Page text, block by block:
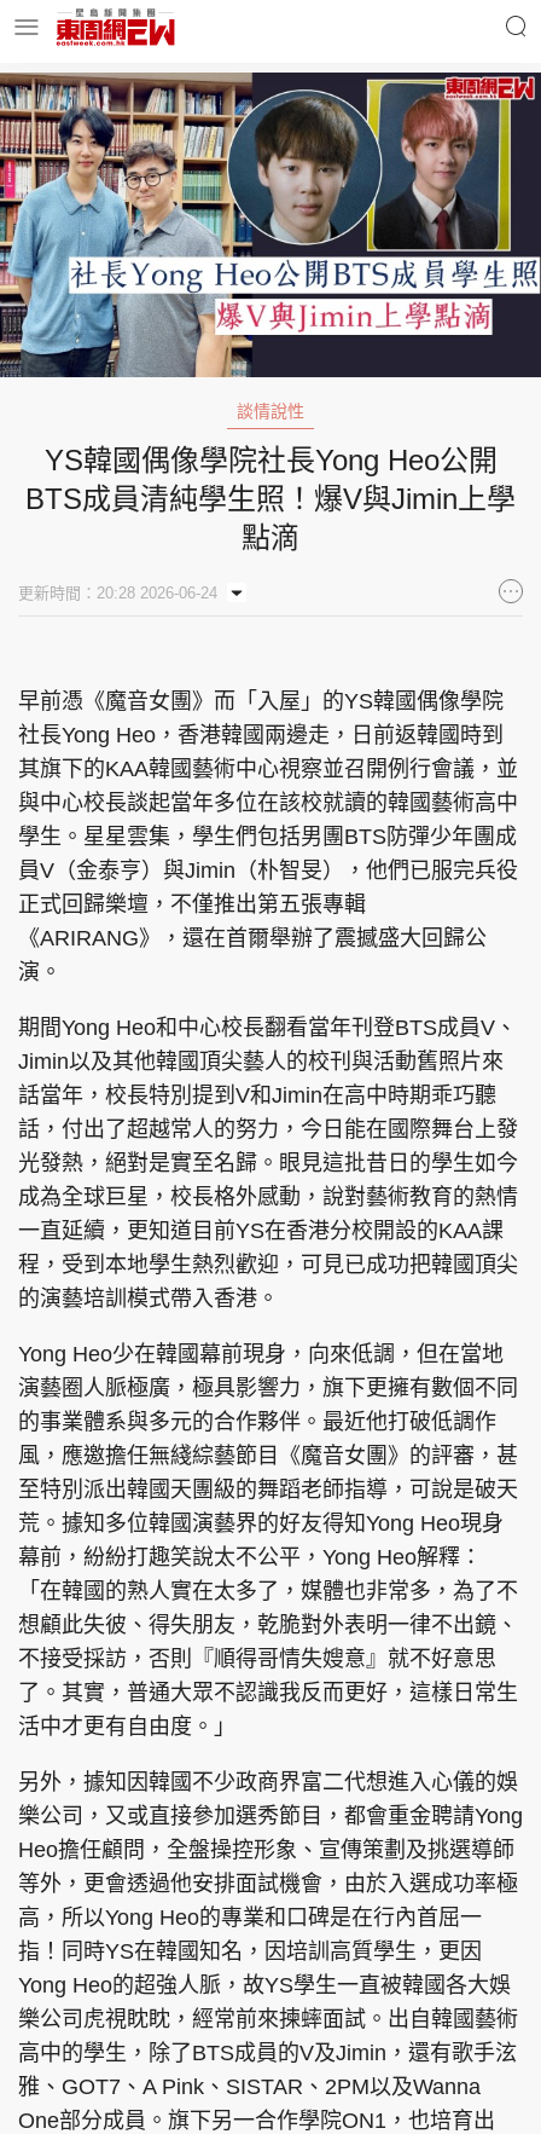
明星名人 時事財經
東周Ladies 優享生活
東周食玩通
玄學靈異 東周專欄
東周刊 cazbuyer 東Touch
PCM 電腦廣場 星島頭條 星島日報
頭條日報 星島環球 The Standard
頭條搵工 EDUPLUS
關於我們
聯絡我們
隱私政策聲明
使用條款
版權及免責聲明
Copyright © 東周網 版權所有 . 不得轉載
©Eastweek.com.hk. All rights reserved.
談情說性
YS韓國偶像學院社長Yong Heo公開
BTS成員清純學生照！爆V與Jimin上學
點滴
更新時間：20:28 2026-06-24
早前憑《魔音女團》而「入屋」的YS韓國偶像學院
社長Yong Heo，香港韓國兩邊走，日前返韓國時到
其旗下的KAA韓國藝術中心視察並召開例行會議，並
與中心校長談起當年多位在該校就讀的韓國藝術高中
學生。星星雲集，學生們包括男團BTS防彈少年團成
員V（金泰亨）與Jimin（朴智旻），他們已服完兵役
正式回歸樂壇，不僅推出第五張專輯
《ARIRANG》，還在首爾舉辦了震撼盛大回歸公
演。
期間Yong Heo和中心校長翻看當年刊登BTS成員V、
Jimin以及其他韓國頂尖藝人的校刊與活動舊照片來
話當年，校長特別提到V和Jimin在高中時期乖巧聽
話，付出了超越常人的努力，今日能在國際舞台上發
光發熱，絕對是實至名歸。眼見這批昔日的學生如今
成為全球巨星，校長格外感動，說對藝術教育的熱情
一直延續，更知道目前YS在香港分校開設的KAA課
程，受到本地學生熱烈歡迎，可見已成功把韓國頂尖
的演藝培訓模式帶入香港。
Yong Heo少在韓國幕前現身，向來低調，但在當地
演藝圈人脈極廣，極具影響力，旗下更擁有數個不同
的事業體系與多元的合作夥伴。最近他打破低調作
風，應邀擔任無綫綜藝節目《魔音女團》的評審，甚
至特別派出韓國天團級的舞蹈老師指導，可說是破天
荒。據知多位韓國演藝界的好友得知Yong Heo現身
幕前，紛紛打趣笑說太不公平，Yong Heo解釋：
「在韓國的熟人實在太多了，媒體也非常多，為了不
想顧此失彼、得失朋友，乾脆對外表明一律不出鏡、
不接受採訪，否則『順得哥情失嫂意』就不好意思
了。其實，普通大眾不認識我反而更好，這樣日常生
活中才更有自由度。」
另外，據知因韓國不少政商界富二代想進入心儀的娛
樂公司，又或直接參加選秀節目，都會重金聘請Yong
Heo擔任顧問，全盤操控形象、宣傳策劃及挑選導師
等外，更會透過他安排面試機會，由於入選成功率極
高，所以Yong Heo的專業和口碑是在行內首屈一
指！同時YS在韓國知名，因培訓高質學生，更因
Yong Heo的超強人脈，故YS學生一直被韓國各大娛
樂公司虎視眈眈，經常前來揀蟀面試。出自韓國藝術
高中的學生，除了BTS成員的V及Jimin，還有歌手泫
雅、GOT7、A Pink、SISTAR、2PM以及Wanna
One部分成員。旗下另一合作學院ON1，也培育出